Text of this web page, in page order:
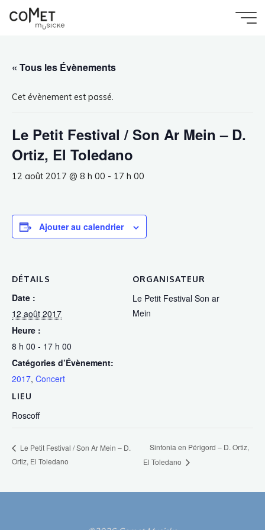
Le Petit Festival / Son Ar Mein – D. Ortiz, El
« Tous les Évènements
Cet évènement est passé.
Le Petit Festival / Son Ar Mein – D.
Ortiz, El Toledano
12 août 2017 @ 8 h 00 - 17 h 00
Ajouter au calendrier
DÉTAILS
Date :
12 août 2017
Heure :
8 h 00 - 17 h 00
Catégories d’Évènement:
2017, Concert
LIEU
Roscoff
ORGANISATEUR
Le Petit Festival Son ar
Mein
Le Petit Festival / Son Ar Mein – D.
Ortiz, El Toledano
Sinfonia en Périgord – D. Ortiz,
El Toledano